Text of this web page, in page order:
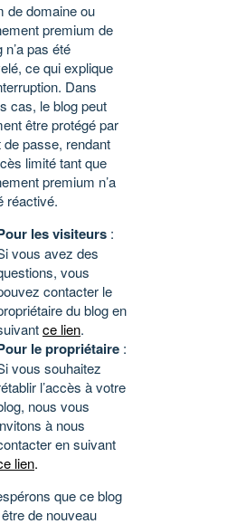
de domaine ou
premium de
n’a pas été
ce qui explique
Dans
cas, le blog peut
être protégé par
de passe, rendant
limité tant que
premium n’a
réactivé.
les visiteurs :
vous avez des
vous
contacter le
du blog en
ce lien.
le propriétaire :
vous souhaitez
l’accès à votre
nous vous
à nous
en suivant
lien.
que ce blog
de nouveau